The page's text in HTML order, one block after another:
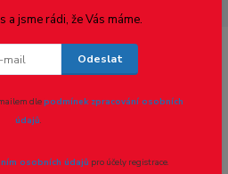
čidla
a jsme rádi, že Vás máme.
Odeslat
dlepodmínek zpracování osobních
údajů.
osobních údajů pro účely registrace.